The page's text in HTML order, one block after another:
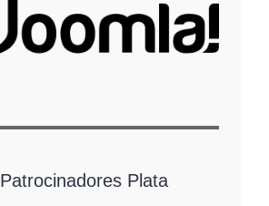
Patrocinadores Plata